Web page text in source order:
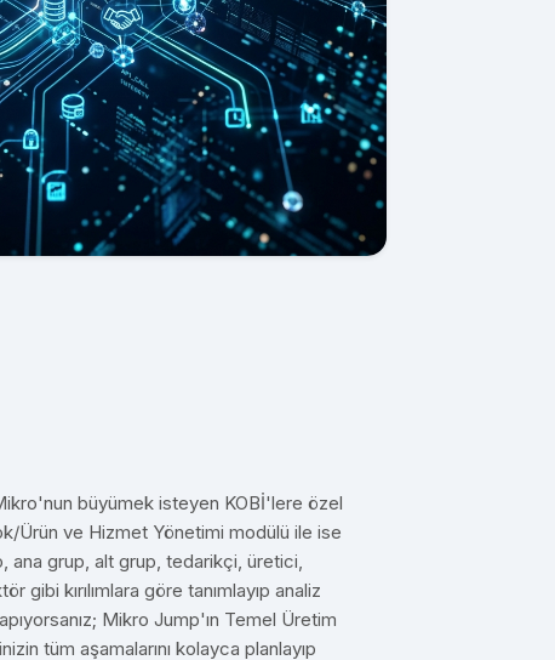
büyümek isteyen KOBİ'lere özel
Ürün ve Hizmet Yönetimi modülü ile ise
ana grup, alt grup, tedarikçi, üretici,
gibi kırılımlara göre tanımlayıp analiz
Mikro Jump'ın Temel Üretim
tüm aşamalarını kolayca planlayıp